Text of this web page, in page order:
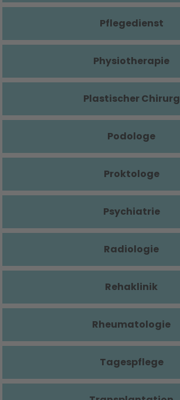
Pflegedienst
Physiotherapie
Plastischer Chirurg
Podologe
Proktologe
Psychiatrie
Radiologie
Rehaklinik
Rheumatologie
Tagespflege